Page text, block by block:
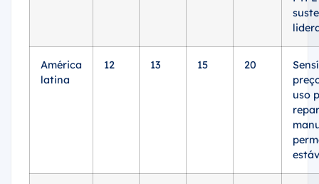
América
latina
12 13 15 20
uso